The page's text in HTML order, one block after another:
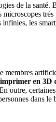
de la santé.
les
en 3D
outre,
dans